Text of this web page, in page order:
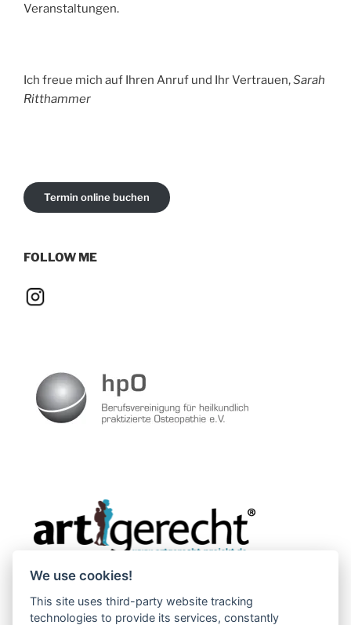
Veranstaltungen.
Ich freue mich auf Ihren Anruf und Ihr Vertrauen,Sarah
Ritthammer
Termin online buchen
FOLLOW ME
We use cookies!
This site uses third-party website tracking
technologies to provide its services, constantly